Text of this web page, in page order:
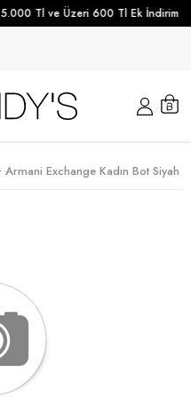
5.000 Tl ve Üzeri 600 Tl Ek İndirim
Armani Exchange Kadın Bot Siyah